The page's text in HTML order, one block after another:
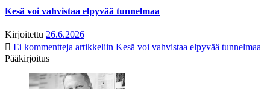
Kesä voi vahvistaa elpyvää tunnelmaa
Kirjoitettu 26.6.2026
Ei kommentteja artikkeliin Kesä voi vahvistaa elpyvää tunnelmaa
Pääkirjoitus